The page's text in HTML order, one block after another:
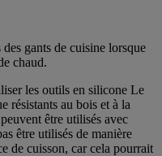
gants de cuisine lorsque
chaud.
les outils en silicone Le
résistants au bois et à la
être utilisés avec
être utilisés de manière
de cuisson, car cela pourrait